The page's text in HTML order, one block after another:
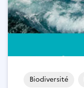
Biodiversité